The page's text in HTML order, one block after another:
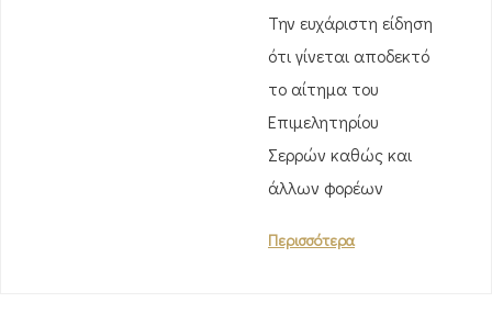
Την ευχάριστη είδηση
ότι γίνεται αποδεκτό
το αίτημα του
Επιμελητηρίου
Σερρών καθώς και
άλλων φορέων
Περισσότερα